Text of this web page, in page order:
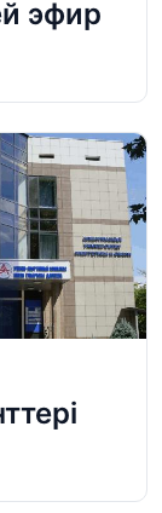
эфир